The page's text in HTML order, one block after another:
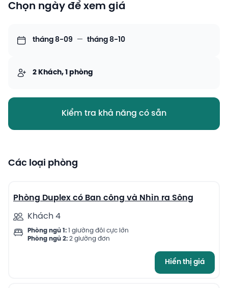
Chọn ngày để xem giá
tháng 8-09 — tháng 8-10
2 Khách, 1 phòng
Kiểm tra khả năng có sẵn
Các loại phòng
Phòng Duplex có Ban công và Nhìn ra Sông
Khách 4
Phòng ngủ 1: 1 giường đôi cực lớn
Phòng ngủ 2: 2 giường đơn
Hiển thị giá
13